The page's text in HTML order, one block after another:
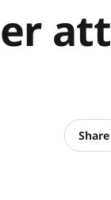
att
Share